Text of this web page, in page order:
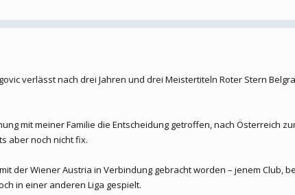
verlässt nach drei Jahren und drei Meistertiteln Roter Stern
mit meiner Familie die Entscheidung getroffen, nach Österreich
aber noch nicht fix.
der Wiener Austria in Verbindung gebracht worden – jenem Club,
in einer anderen Liga gespielt.